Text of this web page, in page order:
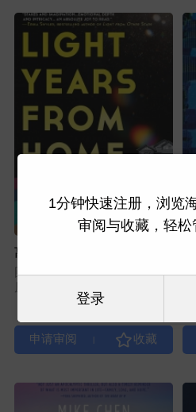
离家光年外
图书类型：小说传记
1分钟快速注册，浏览
审阅与收藏，轻
登录